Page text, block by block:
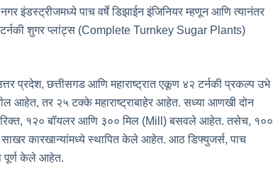
इंडस्ट्रीजमध्ये पाच वर्षे डिझाईन इंजिनियर म्हणून आणि त्यानंतर
टर्नकी शुगर प्लांट्स (Complete Turnkey Sugar Plants)
प्रदेश, छत्तीसगड आणि महाराष्ट्रात एकूण ४२ टर्नकी प्रकल्प उभे
आहेत, तर २५ टक्के महाराष्ट्राबाहेर आहेत. सध्या आणखी दोन
१२० बॉयलर आणि ३०० मिल (Mill) बसवले आहेत. तसेच, १००
कारखान्यांमध्ये स्थापित केले आहेत. आठ डिफ्युजर्स, पाच
पूर्ण केले आहेत.